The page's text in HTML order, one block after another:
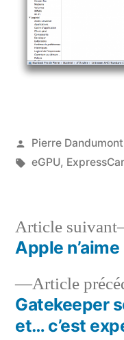
Publié
par
Pierre Dandumont
Étiquettes :
eGPU,
de
l’article
Article
Gatekeeper
et… c’est
Article suivant
Apple n’aime